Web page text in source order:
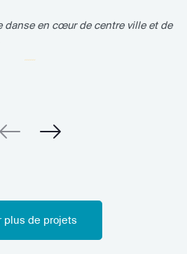
danse en cœur de centre ville et de
plus de projets